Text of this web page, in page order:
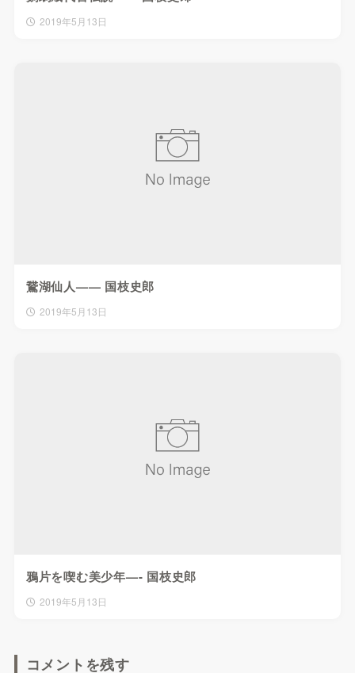
2019年5月13日
鵞湖仙人—— 国枝史郎
2019年5月13日
鴉片を喫む美少年—- 国枝史郎
2019年5月13日
コメントを残す